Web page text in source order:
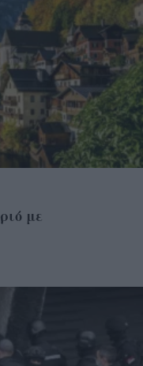
με